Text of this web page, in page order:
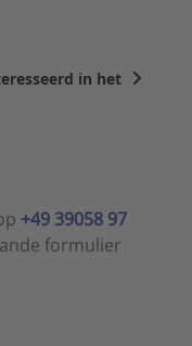
in het
+49 39058 97
formulier